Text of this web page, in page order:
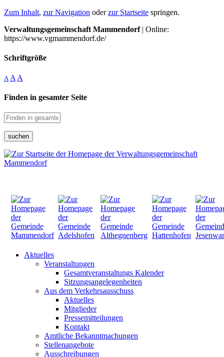
Zum Inhalt, zur Navigation oderzur Startseite springen.
Verwaltungsgemeinschaft Mammendorf| Online:
https://www.vgmammendorf.de/
Schriftgröße
A A A
Finden in gesamter Seite
suchen
Aktuelles
Veranstaltungen
Gesamtveranstaltungs Kalender
Sitzungsangelegenheiten
Aus dem Verkehrsausschuss
Aktuelles
Mitglieder
Pressemitteilungen
Kontakt
Amtliche Bekanntmachungen
Stellenangebote
Ausschreibungen